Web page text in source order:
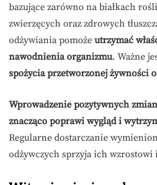
bazujące zarówno na białkach
zwierzęcych oraz zdrowych
odżywiania pomoże utrzymać
nawodnienia organizmu. Ważne
spożycia przetworzonej żywności
Wprowadzenie pozytywnych
znacząco poprawi wygląd i
Regularne dostarczanie
odżywczych sprzyja ich wzrostowi